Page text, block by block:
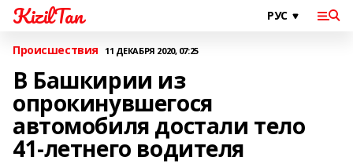
KizilTan
Происшествия 11 ДЕКАБРЯ 2020, 07:25
В Башкирии из
опрокинувшегося
автомобиля достали тело
41-летнего водителя